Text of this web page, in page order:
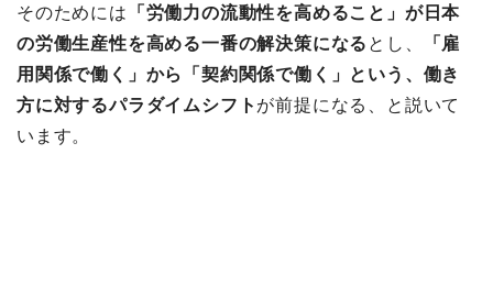
そのためには
「労働力の流動性を高めること」が日本
の労働生産性を高める一番の解決策になる とし、
「雇
用関係で働く」から「契約関係で働く」という、働き
方に対するパラダイムシフト が前提になる、と説いて
います。